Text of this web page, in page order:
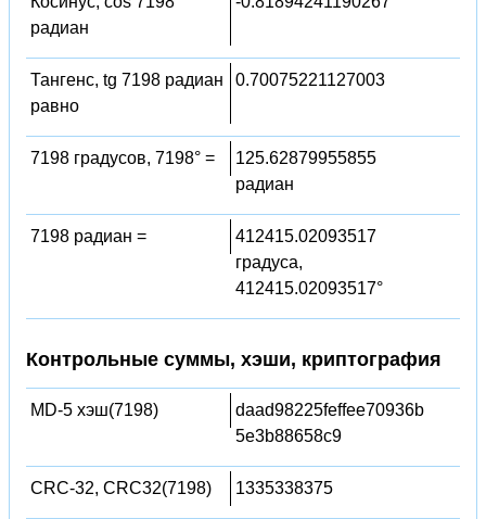
радиан
Тангенс, tg 7198 радиан
равно
0.70075221127003
7198 градусов, 7198° =
125.62879955855
радиан
7198 радиан =
412415.02093517
градуса,
412415.02093517°
Контрольные суммы, хэши, криптография
MD-5 хэш(7198)
daad98225feffee70936b
5e3b88658c9
CRC-32, CRC32(7198) 1335338375